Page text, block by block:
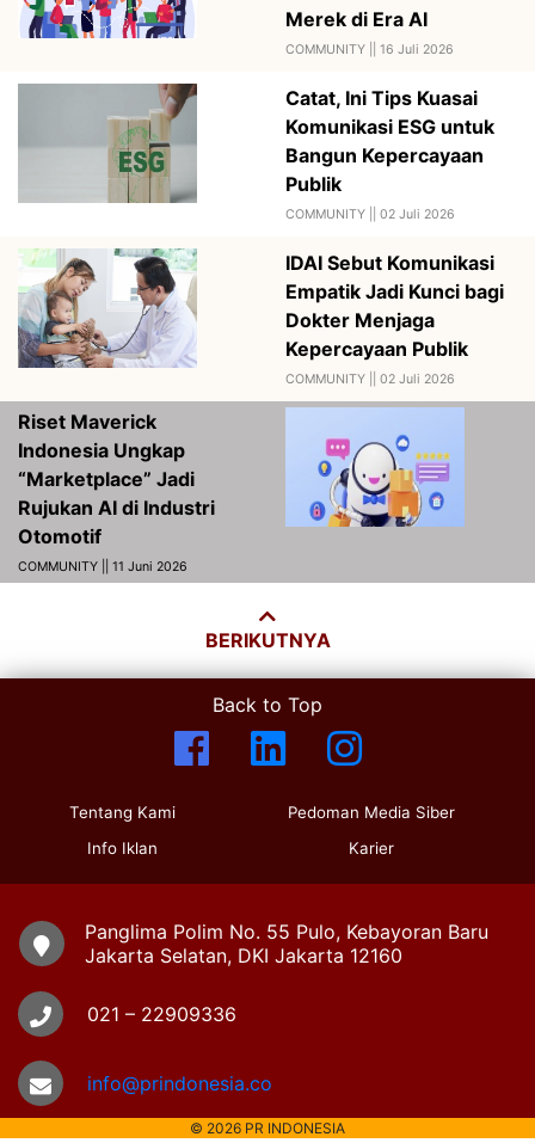
Merek di Era AI
COMMUNITY || 16 Juli 2026
Catat, Ini Tips Kuasai
Komunikasi ESG untuk
Bangun Kepercayaan
Publik
COMMUNITY || 02 Juli 2026
IDAI Sebut Komunikasi
Empatik Jadi Kunci bagi
Dokter Menjaga
Kepercayaan Publik
COMMUNITY || 02 Juli 2026
Riset Maverick
Indonesia Ungkap
“Marketplace” Jadi
Rujukan AI di Industri
Otomotif
COMMUNITY || 11 Juni 2026
BERIKUTNYA
Back to Top
Tentang Kami
Info Iklan
Pedoman Media Siber
Karier
Panglima Polim No. 55 Pulo, Kebayoran Baru
Jakarta Selatan, DKI Jakarta 12160
021 – 22909336
info@prindonesia.co
© 2026 PR INDONESIA